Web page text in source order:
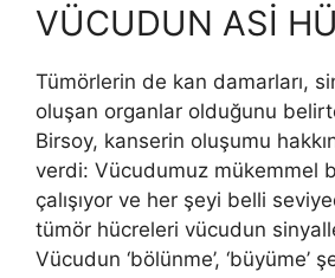
VÜCUDUN ASİ
Tümörlerin de kan damarları,
oluşan organlar olduğunu
Birsoy, kanserin oluşumu
verdi: Vücudumuz mükemmel
çalışıyor ve her şeyi belli
tümör hücreleri vücudun
Vücudun ‘bölünme’, ‘büyüme’